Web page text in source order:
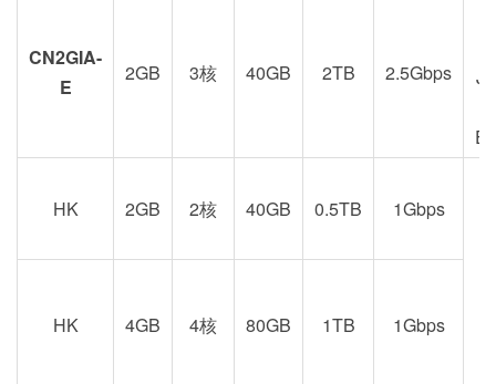
CN2GIA-
E
2GB 3核 40GB 2TB 2.5Gbps
HK 2GB 2核 40GB 0.5TB 1Gbps
HK 4GB 4核 80GB 1TB 1Gbps